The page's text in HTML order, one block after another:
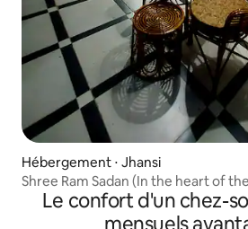
Hébergement ⋅ Jhansi
Shree Ram Sadan (In the heart of
Le confort d'un chez-